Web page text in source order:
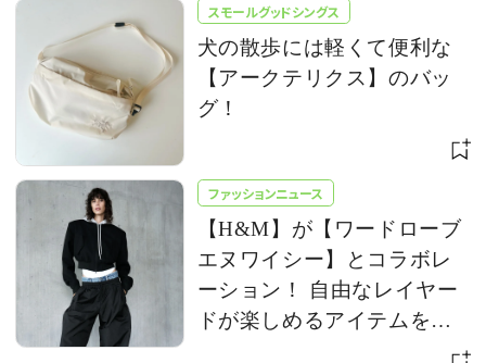
スモールグッドシングス
犬の散歩には軽くて便利な
【アークテリクス】のバッ
グ！
ファッションニュース
【H&M】が【ワードローブ
エヌワイシー】とコラボレ
ーション！ 自由なレイヤー
ドが楽しめるアイテムを発